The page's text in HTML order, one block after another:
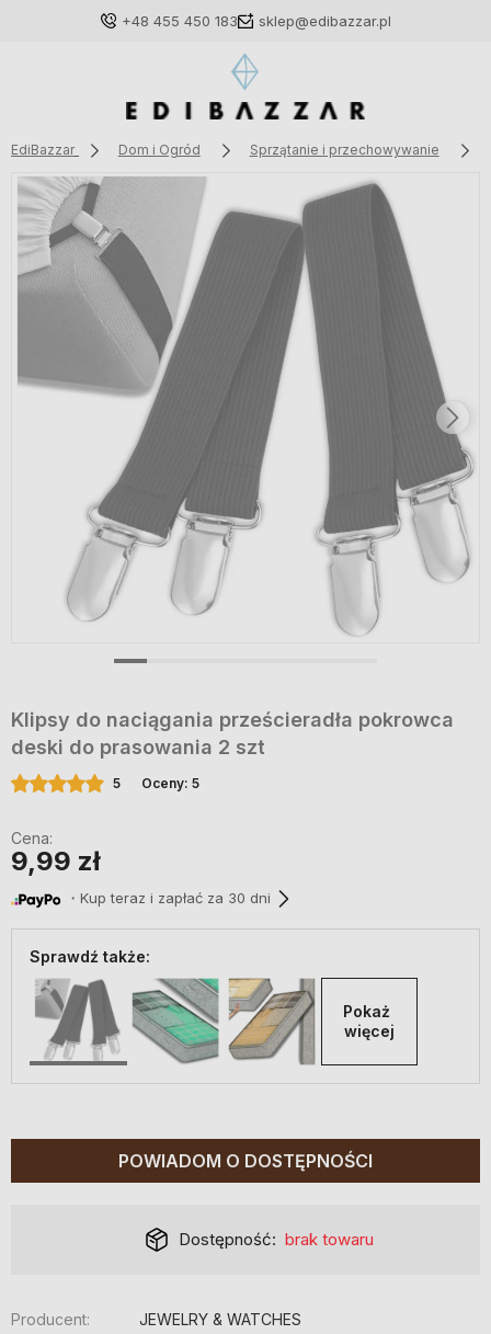
+48 455 450 183 sklep@edibazzar.pl
Załóż konto
Wybierz coś dla siebie z naszej aktualnej oferty lub
zaloguj się, aby przywrócić dodane produkty do listy
z poprzedniej sesji.
EdiBazzar Dom i Ogród Sprzątanie i przechowywanie
Klipsy do naciągania prześcieradła pokrowca
deski do prasowania 2 szt
5 Oceny: 5
Cena:
9,99 zł
・Kup teraz i zapłać za 30 dni
Sprawdź także:
Pokaż
więcej
POWIADOM O DOSTĘPNOŚCI
Dostępność: brak towaru
Producent:
JEWELRY & WATCHES